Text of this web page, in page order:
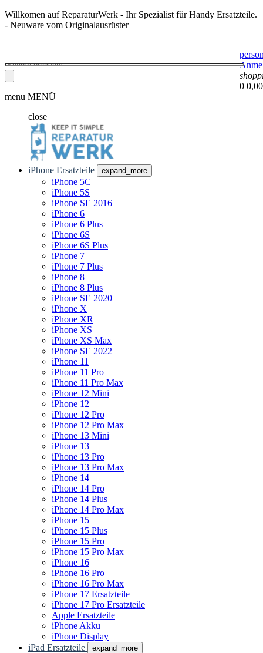
Willkomen auf ReparaturWerk - Ihr Spezialist für Handy Ersatzteile.
- Neuware vom Originalausrüster
0
menu MENÜ
close
iPhone Ersatzteile expand_more
iPhone 5C
iPhone 5S
iPhone SE 2016
iPhone 6
iPhone 6 Plus
iPhone 6S
iPhone 6S Plus
iPhone 7
iPhone 7 Plus
iPhone 8
iPhone 8 Plus
iPhone SE 2020
iPhone X
iPhone XR
iPhone XS
iPhone XS Max
iPhone SE 2022
iPhone 11
iPhone 11 Pro
iPhone 11 Pro Max
iPhone 12 Mini
iPhone 12
iPhone 12 Pro
iPhone 12 Pro Max
iPhone 13 Mini
iPhone 13
iPhone 13 Pro
iPhone 13 Pro Max
iPhone 14
iPhone 14 Pro
iPhone 14 Plus
iPhone 14 Pro Max
iPhone 15
iPhone 15 Plus
iPhone 15 Pro
iPhone 15 Pro Max
iPhone 16
iPhone 16 Pro
iPhone 16 Pro Max
iPhone 17 Ersatzteile
iPhone 17 Pro Ersatzteile
Apple Ersatzteile
iPhone Akku
iPhone Display
iPad Ersatzteile
expand_more